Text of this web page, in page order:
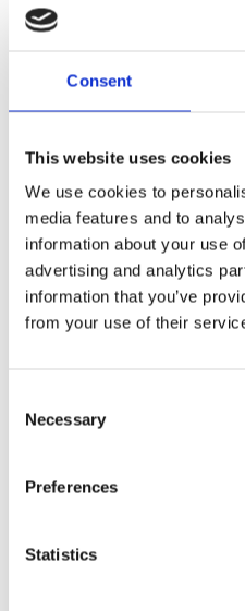
Consent
This website uses cookies
We use cookies to
media features and to
information about your use
advertising and analytics
information that you’ve
from your use of their
Selection
Necessary
Preferences
Statistics
),
(0,1%), saldināts
sviests, kakao masa,
pulveris, tīri
sviesta
masa,vājpiena
sojaslecitīni, E 476),
aromatizētājs.
Var saturēt